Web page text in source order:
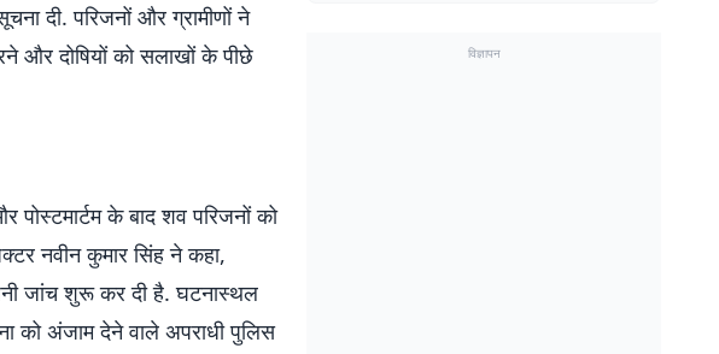
दी. परिजनों और ग्रामीणों ने
और दोषियों को सलाखों के पीछे
पोस्टमार्टम के बाद शव परिजनों को
नवीन कुमार सिंह ने कहा,
जांच शुरू कर दी है. घटनास्थल
को अंजाम देने वाले अपराधी पुलिस
विज्ञापन